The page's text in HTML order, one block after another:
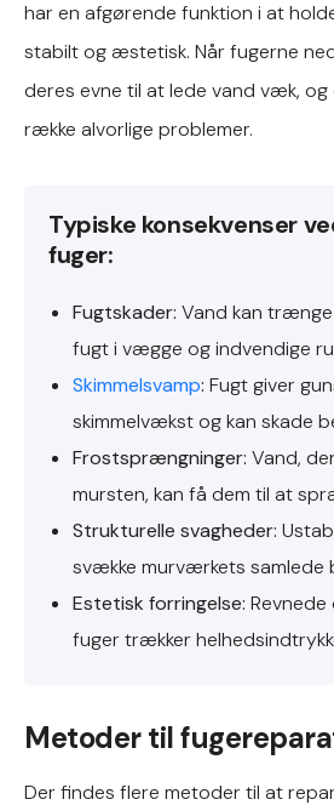
har en afgørende funktion i at
stabilt og æstetisk. Når fugerne
deres evne til at lede vand væk,
række alvorlige problemer.
Typiske konsekvenser
fuger:
Fugtskader: Vand kan
fugt i vægge og indvendige
Skimmelsvamp: Fugt giver
skimmelvækst og kan skade
Frostsprængninger: Vand,
mursten, kan få dem til at
Strukturelle svagheder:
svække murværkets samlede
Estetisk forringelse:
fuger trækker
Metoder til
Der findes flere metoder til at